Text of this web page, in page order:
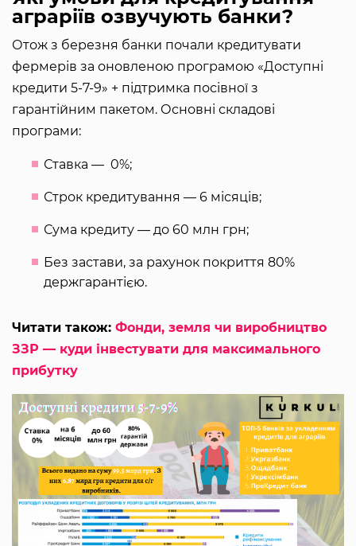
аграріїв озвучують банки?
Отож з березня банки почали кредитувати
фермерів за оновленою програмою «Доступні
кредити 5-7-9» + підтримка посівної з
гарантійним пакетом. Основні складові
програми:
Ставка — 0%;
Строк кредитування — 6 місяців;
Сума кредиту — до 60 млн грн;
Без застави, за рахунок покриття 80%
держгарантією.
Читати також: Фонди, земля чи виробництво
ЗЗР — куди інвестувати для максимального
прибутку